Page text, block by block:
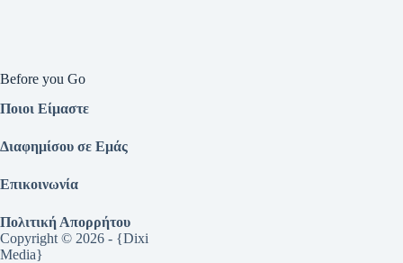
Before you Go
Ποιοι Είμαστε
Διαφημίσου σε Εμάς
Επικοινωνία
Πολιτική Απορρήτου
Copyright © 2026 - {Dixi
Media}